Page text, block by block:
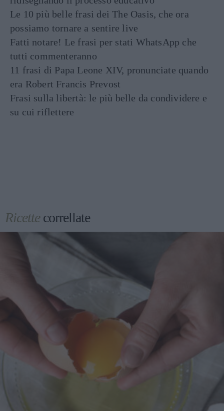
Le 10 più belle frasi dei The Oasis, che ora
possiamo tornare a sentire live
Fatti notare! Le frasi per stati WhatsApp che
tutti commenteranno
11 frasi di Papa Leone XIV, pronunciate quando
era Robert Francis Prevost
Frasi sulla libertà: le più belle da condividere e
su cui riflettere
Ricettecorrellate